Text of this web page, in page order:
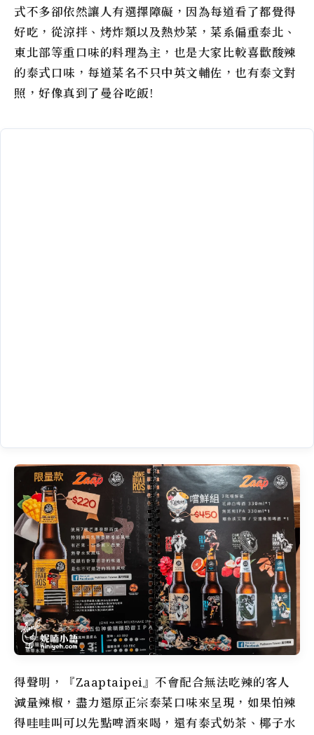
式不多卻依然讓人有選擇障礙，因為每道看了都覺得
好吃，從涼拌、烤炸類以及熱炒菜，菜系偏重泰北、
東北部等重口味的料理為主，也是大家比較喜歡酸辣
的泰式口味，每道菜名不只中英文輔佐，也有泰文對
照，好像真到了曼谷吃飯!
得聲明，『Zaaptaipei』不會配合無法吃辣的客人
減量辣椒，盡力還原正宗泰菜口味來呈現，如果怕辣
得哇哇叫可以先點啤酒來喝，還有泰式奶茶、椰子水